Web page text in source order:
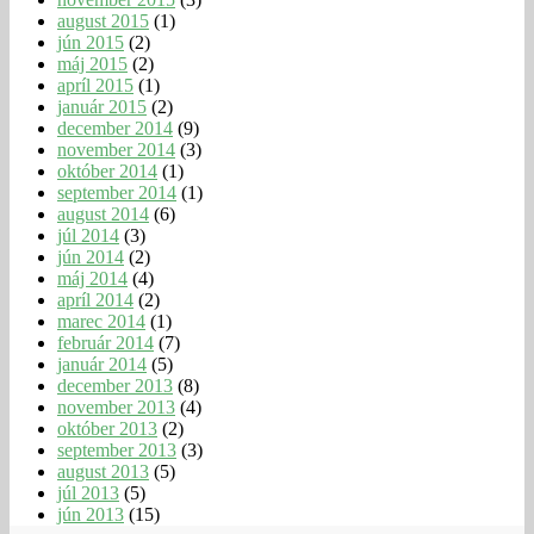
august 2015 (1)
jún 2015 (2)
máj 2015 (2)
apríl 2015 (1)
január 2015 (2)
december 2014 (9)
november 2014 (3)
október 2014 (1)
september 2014 (1)
august 2014 (6)
júl 2014 (3)
jún 2014 (2)
máj 2014 (4)
apríl 2014 (2)
marec 2014 (1)
február 2014 (7)
január 2014 (5)
december 2013 (8)
november 2013 (4)
október 2013 (2)
september 2013 (3)
august 2013 (5)
júl 2013 (5)
jún 2013 (15)